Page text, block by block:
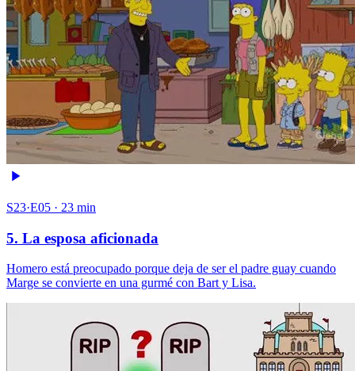
S23·E05 · 23 min
5. La esposa aficionada
Homero está preocupado porque deja de ser el padre guay cuando
Marge se convierte en una gurmé con Bart y Lisa.